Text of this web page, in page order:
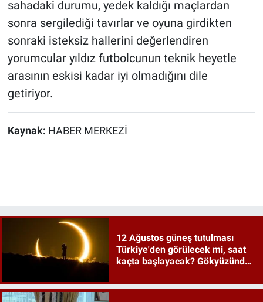
sahadaki durumu, yedek kaldığı maçlardan
sonra sergilediği tavırlar ve oyuna girdikten
sonraki isteksiz hallerini değerlendiren
yorumcular yıldız futbolcunun teknik heyetle
arasının eskisi kadar iyi olmadığını dile
getiriyor.
Kaynak: HABER MERKEZİ
12 Ağustos güneş tutulması
Türkiye'den görülecek mi, saat
kaçta başlayacak? Gökyüzünde